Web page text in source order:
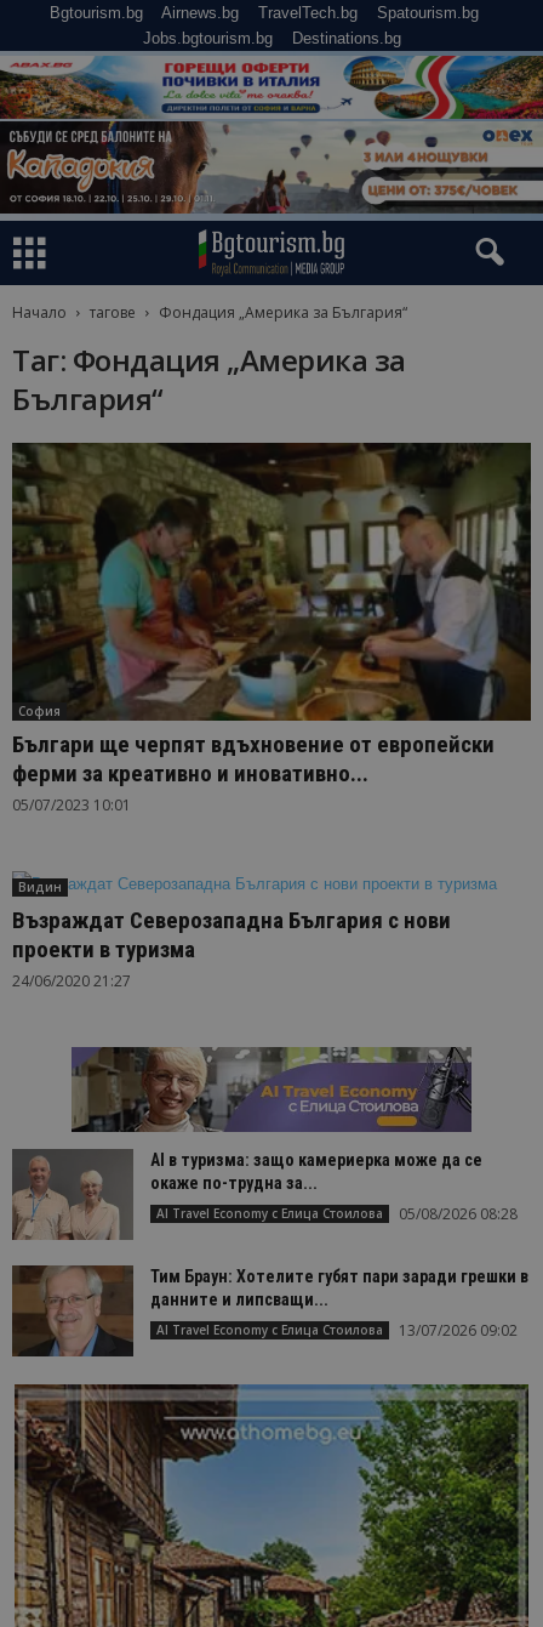
Bgtourism.bg Airnews.bg TravelTech.bg
Spatourism.bg
Jobs.bgtourism.bg
Destinations.bg
Начало тагове Фондация „Америка за България“
Таг: Фондация „Америка за
България“
София
Българи ще черпят вдъхновение от европейски
ферми за креативно и иновативно...
05/07/2023 10:01
Видин
Възраждат Северозападна България с нови
проекти в туризма
24/06/2020 21:27
AI в туризма: защо камериерка може да се
окаже по-трудна за...
AI Travel Economy с Елица Стоилова 05/08/2026 08:28
Тим Браун: Хотелите губят пари заради грешки в
данните и липсващи...
AI Travel Economy с Елица Стоилова 13/07/2026 09:02